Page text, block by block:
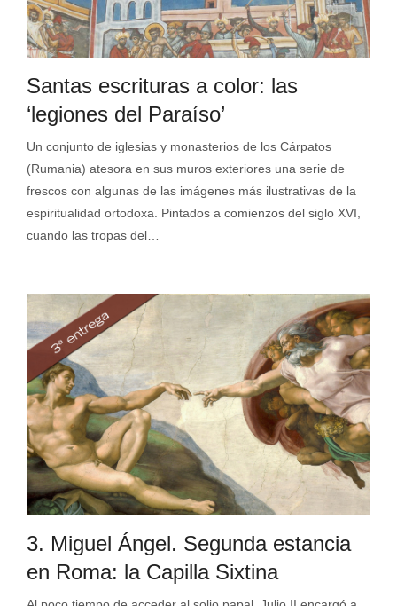
Santas escrituras a color: las
‘legiones del Paraíso’
Un conjunto de iglesias y monasterios de los Cárpatos
(Rumania) atesora en sus muros exteriores una serie de
frescos con algunas de las imágenes más ilustrativas de la
espiritualidad ortodoxa. Pintados a comienzos del siglo XVI,
cuando las tropas del…
3. Miguel Ángel. Segunda estancia
en Roma: la Capilla Sixtina